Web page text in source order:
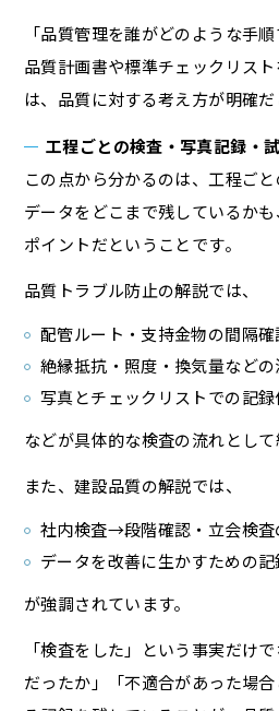
「品質管理を誰がどのような手
品質計画書や標準チェックリス
は、品質に対する考え方が明確だ
工程ごとの検査・写真記録・
この点から分かるのは、工程ご
データをどこまで残しているか
ポイントだということです。
品質トラブル防止の解説では、
配管ルート・支持金物の間隔確
絶縁抵抗・照度・換気量などの
写真とチェックリストでの記
などが具体的な検査の流れとして
また、建設品質の解説では、
社内検査→段階確認・立会検査
データを改善に生かすための
が強調されています。
「検査をした」という事実だけ
だったか」「不適合があった場